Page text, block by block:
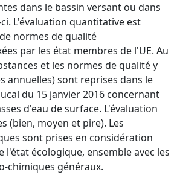
dans le bassin versant ou dans
L'évaluation quantitative est
normes de qualité
par les état membres de l'UE. Au
et les normes de qualité y
annuelles) sont reprises dans le
du 15 janvier 2016 concernant
d'eau de surface. L'évaluation
(bien, moyen et pire). Les
sont prises en considération
l'état écologique, ensemble avec les
chimiques généraux.